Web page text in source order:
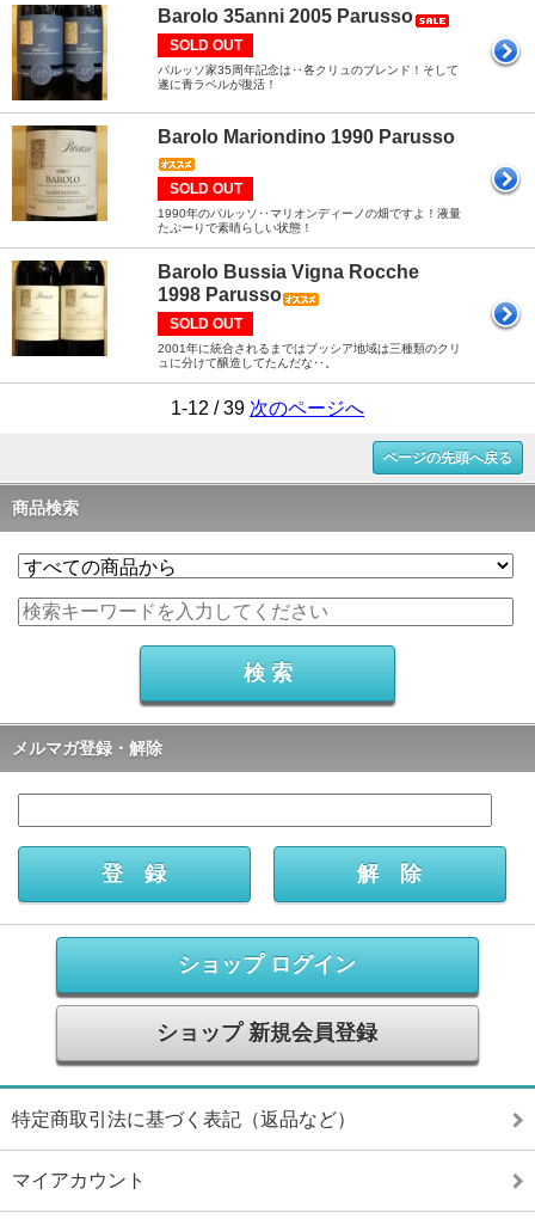
Barolo 35anni 2005 Parusso
SOLD OUT
パルッソ家35周年記念は‥各クリュのブレンド！そして
遂に青ラベルが復活！
Barolo Mariondino 1990 Parusso
SOLD OUT
1990年のパルッソ‥マリオンディーノの畑ですよ！液量
たぷーりで素晴らしい状態！
Barolo Bussia Vigna Rocche
1998 Parusso
SOLD OUT
2001年に統合されるまではブッシア地域は三種類のクリ
ュに分けて醸造してたんだな‥。
1-12 / 39 次のページへ
ページの先頭へ戻る
商品検索
メルマガ登録・解除
ショップ ログイン
ショップ 新規会員登録
特定商取引法に基づく表記（返品など）
マイアカウント